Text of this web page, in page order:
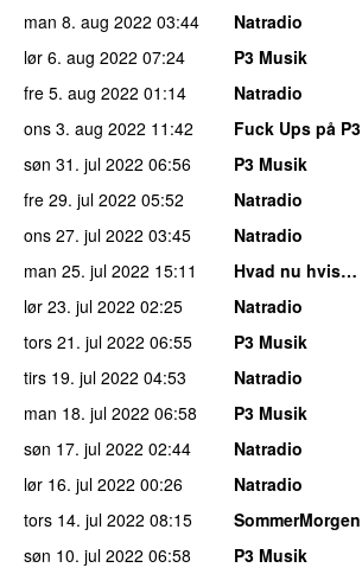
man 8. aug 2022 03:44
Natradio
lør 6. aug 2022 07:24
P3 Musik
fre 5. aug 2022 01:14
Natradio
ons 3. aug 2022 11:42
Fuck Ups på P3
søn 31. jul 2022 06:56
P3 Musik
fre 29. jul 2022 05:52
Natradio
ons 27. jul 2022 03:45
Natradio
man 25. jul 2022 15:11
Hvad nu hvis…
lør 23. jul 2022 02:25
Natradio
tors 21. jul 2022 06:55
P3 Musik
tirs 19. jul 2022 04:53
Natradio
man 18. jul 2022 06:58
P3 Musik
søn 17. jul 2022 02:44
Natradio
lør 16. jul 2022 00:26
Natradio
tors 14. jul 2022 08:15
SommerMorgen
søn 10. jul 2022 06:58
P3 Musik